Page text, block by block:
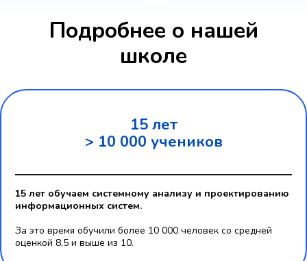
Подробнее о нашей
школе
15 лет
> 10 000 учеников
15 лет обучаем системному анализу и проектированию
информационных систем.
За это время обучили более 10 000 человек со средней
оценкой 8,5 и выше из 10.